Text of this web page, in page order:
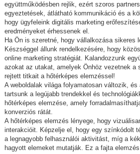
együttműködésben rejlik, ezért szoros
egyeztetések, átlátható kommunikáció és a
hogy ügyfeleink digitális marketing
eredményeket érhessenek el.
Ha Ön is szeretné, hogy vállalkozása sikeres
Készséggel állunk rendelkezésére, hogy
online marketing stratégiát. Kalandozzunk
azokat az utakat, amelyek Önhöz vezetnek a
rejtett titkait a hőtérképes elemzéssel!
A weboldalak világa folyamatosan változik,
tartsunk a legújabb trendekkel és
hőtérképes elemzése, amely
konverziós rátát.
A hőtérképes elemzés lényege, hogy
interakcióit. Képzelje el, hogy egy színkódolt
a legnagyobb felhasználói aktivitást, míg a
hagyott elemeket mutatják. Ez a fajta